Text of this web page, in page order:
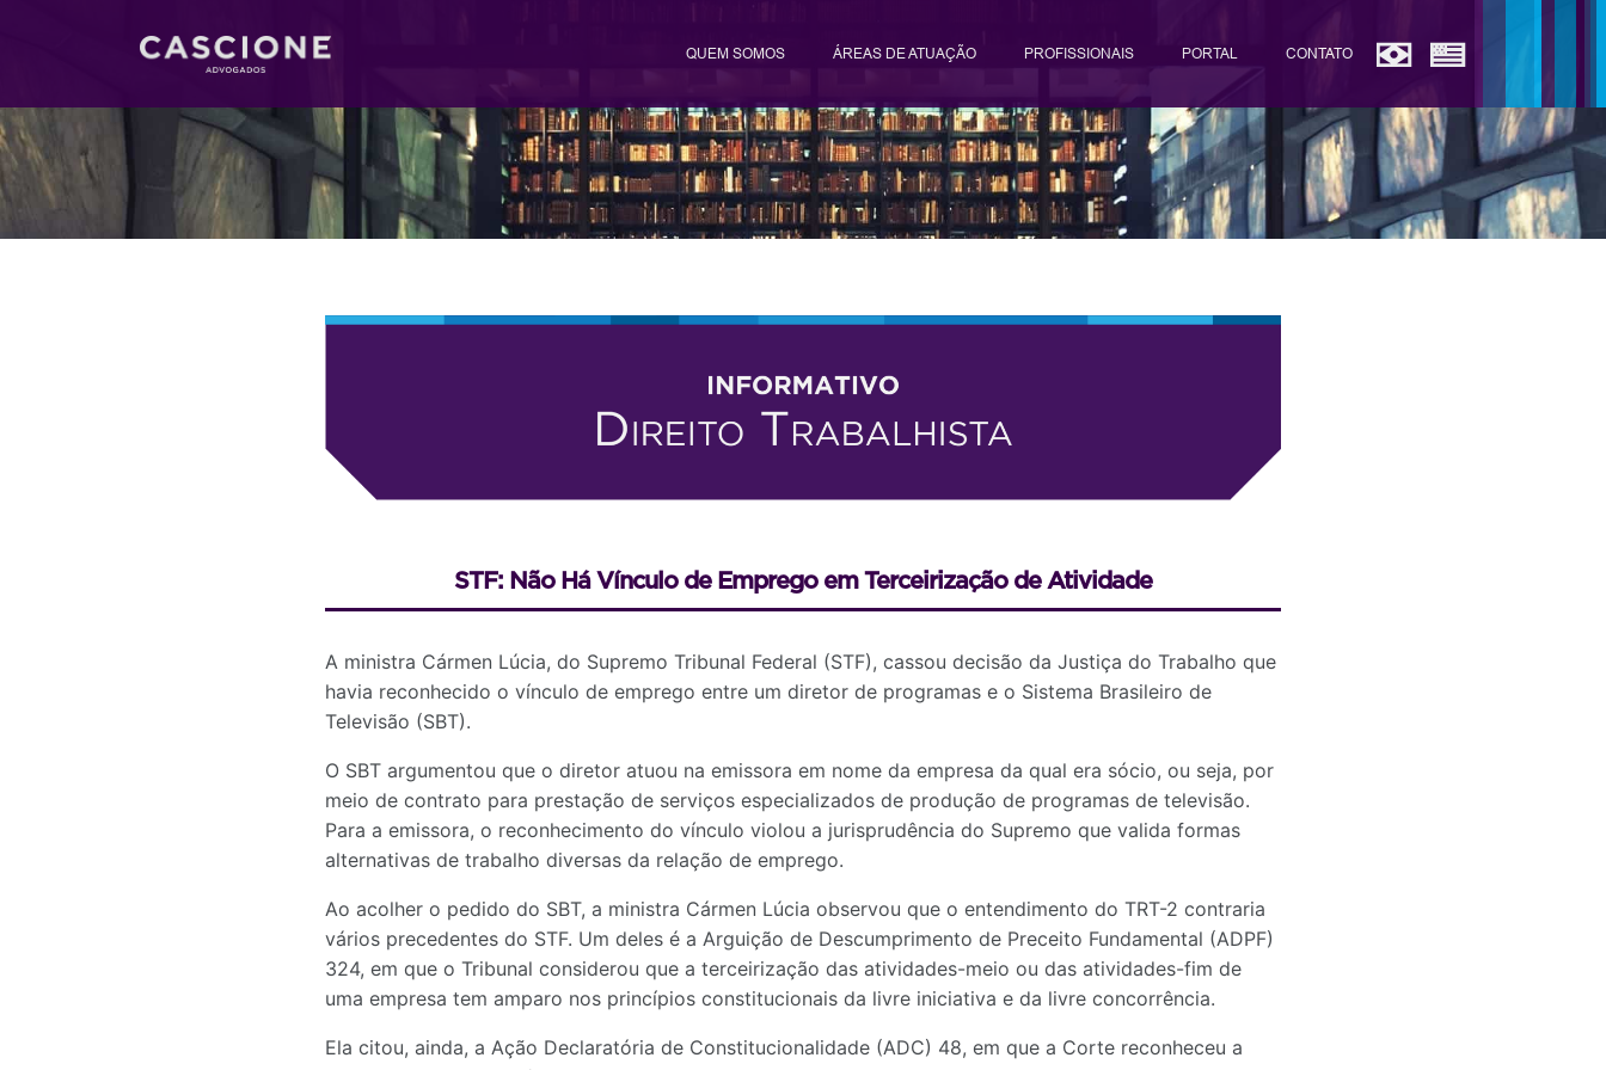
QUEM SOMOS ÁREAS DE ATUAÇÃO PROFISSIONAIS PORTAL CONTATO
STF: Não Há Vínculo de Emprego em Terceirização de Atividade
A ministra Cármen Lúcia, do Supremo Tribunal Federal (STF), cassou decisão da Justiça do Trabalho que
havia reconhecido o vínculo de emprego entre um diretor de programas e o Sistema Brasileiro de
Televisão (SBT).
O SBT argumentou que o diretor atuou na emissora em nome da empresa da qual era sócio, ou seja, por
meio de contrato para prestação de serviços especializados de produção de programas de televisão.
Para a emissora, o reconhecimento do vínculo violou a jurisprudência do Supremo que valida formas
alternativas de trabalho diversas da relação de emprego.
Ao acolher o pedido do SBT, a ministra Cármen Lúcia observou que o entendimento do TRT-2 contraria
vários precedentes do STF. Um deles é a Arguição de Descumprimento de Preceito Fundamental (ADPF)
324, em que o Tribunal considerou que a terceirização das atividades-meio ou das atividades-fim de
uma empresa tem amparo nos princípios constitucionais da livre iniciativa e da livre concorrência.
Ela citou, ainda, a Ação Declaratória de Constitucionalidade (ADC) 48, em que a Corte reconheceu a